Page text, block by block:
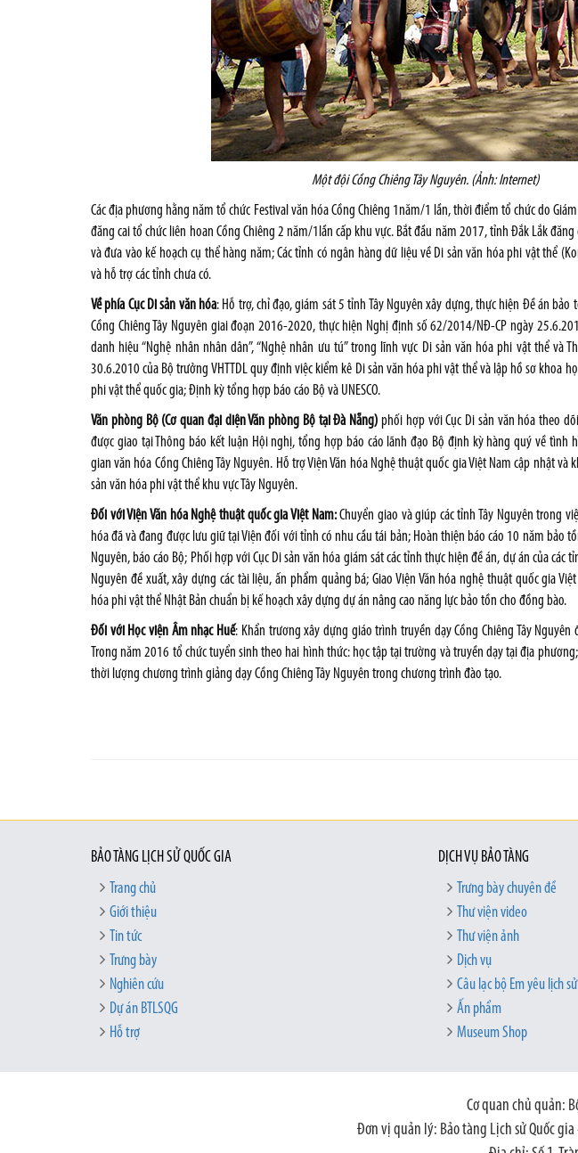
Một đội Cồng Chiêng Tây Nguyên. (Ảnh: Internet)
Các địa phương hằng năm tổ chức Festival văn hóa Cồng Chiêng 1năm/1 lần, thời điểm tổ chức do
đăng cai tổ chức liên hoan Cồng Chiêng 2 năm/1lần cấp khu vực. Bắt đầu năm 2017, tỉnh Đắk Lắk
và đưa vào kế hoạch cụ thể hàng năm; Các tỉnh có ngân hàng dữ liệu về Di sản văn hóa phi vật thể
và hỗ trợ các tỉnh chưa có.
Về phía Cục Di sản văn hóa: Hỗ trợ, chỉ đạo, giám sát 5 tỉnh Tây Nguyên xây dựng, thực hiện Đề án
Cồng Chiêng Tây Nguyên giai đoạn 2016-2020, thực hiện Nghị định số 62/2014/NĐ-CP ngày
danh hiệu “Nghệ nhân nhân dân”, “Nghệ nhân ưu tú” trong lĩnh vực Di sản văn hóa phi vật thể và
30.6.2010 của Bộ trưởng VHTTDL quy định việc kiểm kê Di sản văn hóa phi vật thể và lập hồ sơ khoa
phi vật thể quốc gia; Định kỳ tổng hợp báo cáo Bộ và UNESCO.
Văn phòng Bộ (Cơ quan đại diện Văn phòng Bộ tại Đà Nẵng) phối hợp với Cục Di sản văn hóa theo
được giao tại Thông báo kết luận Hội nghị, tổng hợp báo cáo lãnh đạo Bộ định kỳ hàng quý về tình
gian văn hóa Cồng Chiêng Tây Nguyên. Hỗ trợ Viện Văn hóa Nghệ thuật quốc gia Việt Nam cập nhật
sản văn hóa phi vật thể khu vực Tây Nguyên.
Đối với Viện Văn hóa Nghệ thuật quốc gia Việt Nam:Chuyển giao và giúp các tỉnh Tây Nguyên trong
hóa đã và đang được lưu giữ tại Viện đối với tỉnh có nhu cầu tái bản; Hoàn thiện báo cáo 10 năm bảo
Nguyên, báo cáo Bộ; Phối hợp với Cục Di sản văn hóa giám sát các tỉnh thực hiện đề án, dự án của các
Nguyên đề xuất, xây dựng các tài liệu, ấn phẩm quảng bá; Giao Viện Văn hóa nghệ thuật quốc gia
hóa phi vật thể Nhật Bản chuẩn bị kế hoạch xây dựng dự án nâng cao năng lực bảo tồn cho đồng bào.
Đối với Học viện Âm nhạc Huế: Khẩn trương xây dựng giáo trình truyền dạy Cồng Chiêng Tây
Trong năm 2016 tổ chức tuyển sinh theo hai hình thức: học tập tại trường và truyền dạy tại địa
thời lượng chương trình giảng dạy Cồng Chiêng Tây Nguyên trong chương trình đào tạo.
BẢO TÀNG LỊCH SỬ QUỐC GIA
Trang chủ
Giới thiệu
Tin tức
Trưng bày
Nghiên cứu
Dự án BTLSQG
Hỗ trợ
DỊCH VỤ BẢO TÀNG
Trưng bày chuyên đề
Thư viện video
Thư viện ảnh
Dịch vụ
Câu lạc bộ Em yêu lịch sử
Ấn phẩm
Museum Shop
Cơ quan chủ quản:
Đơn vị quản lý: Bảo tàng Lịch sử Quốc